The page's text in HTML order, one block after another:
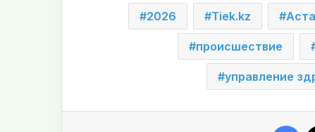
2026 Tiek.kz
происшествие
управление